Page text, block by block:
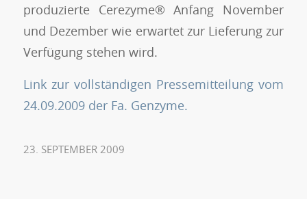
produzierte Cerezyme® Anfang November
und Dezember wie erwartet zur Lieferung zur
Verfügung stehen wird.
Link zur vollständigen Pressemitteilung vom
24.09.2009 der Fa. Genzyme.
23. SEPTEMBER 2009